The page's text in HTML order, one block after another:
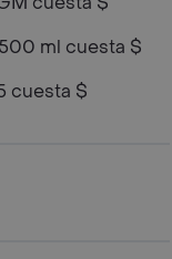
ml cuesta $
cuesta $